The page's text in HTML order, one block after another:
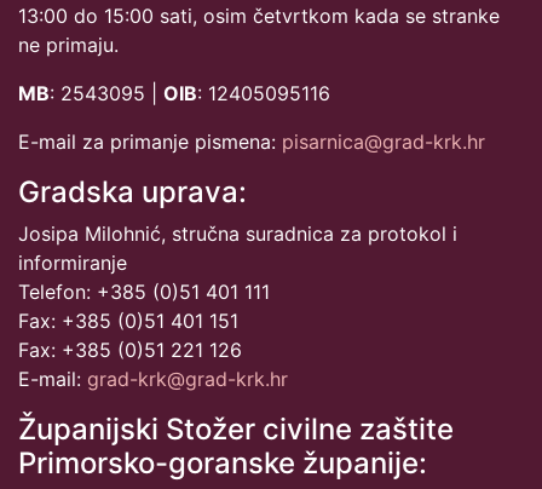
13:00 do 15:00 sati, osim četvrtkom kada se stranke
ne primaju.
MB: 2543095 | OIB: 12405095116
E-mail za primanje pismena: pisarnica@grad-krk.hr
Gradska uprava:
Josipa Milohnić, stručna suradnica za protokol i
informiranje
Telefon: +385 (0)51 401 111
Fax: +385 (0)51 401 151
Fax: +385 (0)51 221 126
E-mail: grad-krk@grad-krk.hr
Županijski Stožer civilne zaštite
Primorsko-goranske županije: